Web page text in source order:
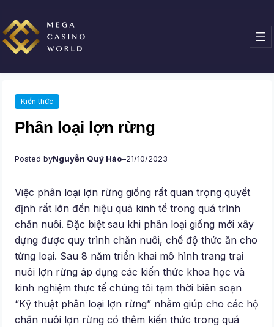
đến
phần
nội
dung
Kiến thức
Phân loại lợn rừng
Posted byNguyễn Quý Hảo–21/10/2023
Việc phân loại lợn rừng giống rất quan trọng quyết
định rất lớn đến hiệu quả kinh tế trong quá trình
chăn nuôi. Đặc biệt sau khi phân loại giống mới xây
dựng được quy trình chăn nuôi, chế độ thức ăn cho
từng loại. Sau 8 năm triển khai mô hình trang trại
nuôi lợn rừng áp dụng các kiến thức khoa học và
kinh nghiệm thực tế chúng tôi tạm thời biên soạn
“Kỹ thuật phân loại lợn rừng” nhằm giúp cho các hộ
chăn nuôi lợn rừng có thêm kiến thức trong quá